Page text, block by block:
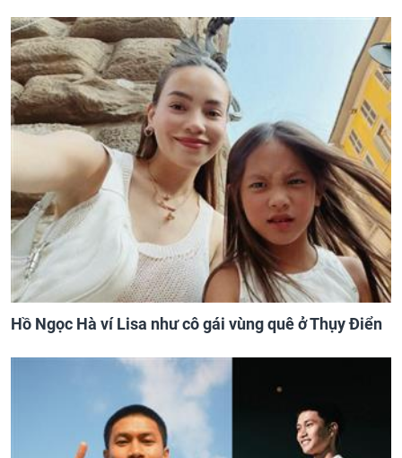
Hồ Ngọc Hà ví Lisa như cô gái vùng quê ở Thụy Điển